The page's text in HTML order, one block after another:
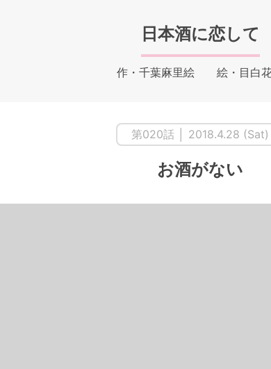
日本酒に恋して
作・千葉麻里絵 絵・目白
第020話 │ 2018.4.28 (Sat)
お酒がない